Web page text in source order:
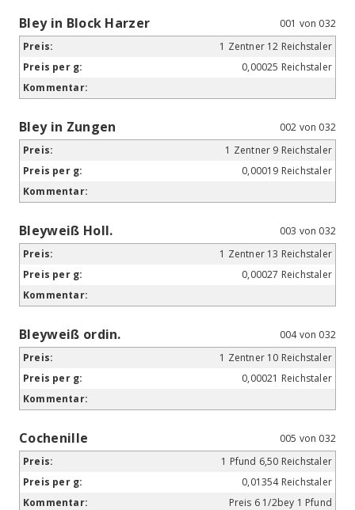
Bley in Block Harzer
001 von 032
1 Zentner 12 Reichstaler
0,00025 Reichstaler
Bley in Zungen
002 von 032
1 Zentner 9 Reichstaler
0,00019 Reichstaler
Bleyweiß Holl.
003 von 032
1 Zentner 13 Reichstaler
0,00027 Reichstaler
Bleyweiß ordin.
004 von 032
1 Zentner 10 Reichstaler
0,00021 Reichstaler
Cochenille
005 von 032
1 Pfund 6,50 Reichstaler
0,01354 Reichstaler
Preis 6 1/2bey 1 Pfund